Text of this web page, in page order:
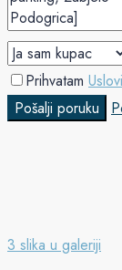
Prihvatam
Pošalji poruku
3 slika u galeriji